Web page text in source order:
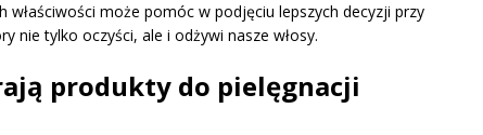
właściwości może pomóc w podjęciu lepszych decyzji przy
nie tylko oczyści, ale i odżywi nasze włosy.
produkty do pielęgnacji